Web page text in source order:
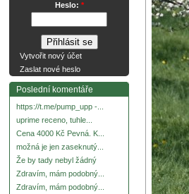
Heslo: *
Vytvořit nový účet
Zaslat nové heslo
Poslední komentáře
https://t.me/pump_upp -...
uprime receno, tuhle...
Cena 4000 Kč Pevná. K...
možná je jen zaseknutý...
Že by tady nebyl žádný
Zdravím, mám podobný...
Zdravím, mám podobný...